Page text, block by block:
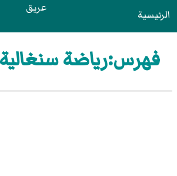
الرئيسية عريق
فهرس:رياضة سنغالية